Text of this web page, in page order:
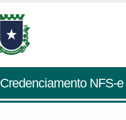
Credenciamento NFS-